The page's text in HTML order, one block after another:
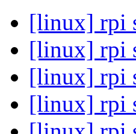
[linux] rpi
[linux] rpi
[linux] rpi
[linux] rpi